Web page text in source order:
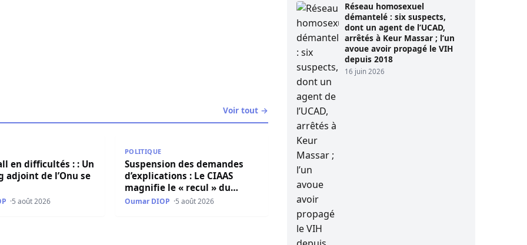
Voir tout →
en difficultés : : Un
adjoint de l’Onu se
5 août 2026
Suspension des demandes d’explications : Le CIAAS magnifie le « recul » du ministre
POLITIQUE
Suspension des demandes
d’explications : Le CIAAS
magnifie le « recul » du
ministre Mamadou Lamine
Oumar DIOP 5 août 2026
Réseau homosexuel
démantelé : six suspects,
dont un agent de l’UCAD,
arrêtés à Keur Massar ; l’un
avoue avoir propagé le VIH
depuis 2018
16 juin 2026